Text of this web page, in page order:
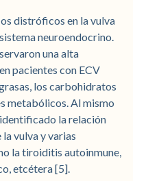
distróficos en la vulva
neuroendocrino.
una alta
pacientes con ECV
los carbohidratos
metabólicos. Al mismo
la relación
vulva y varias
la tiroiditis autoinmune,
etcétera [5].